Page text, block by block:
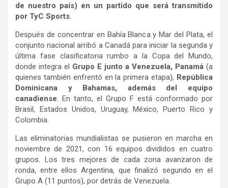
de nuestro país) en un partido que será transmitido
por TyC Sports.
Después de concentrar en Bahía Blanca y Mar del Plata, el
conjunto nacional arribó a Canadá para iniciar la segunda y
última fase clasificatoria rumbo a la Copa del Mundo,
donde integra el Grupo E junto a Venezuela, Panamá (a
quienes también enfrentó en la primera etapa), República
Dominicana y Bahamas, además del equipo
canadiense. En tanto, el Grupo F está conformado por
Brasil, Estados Unidos, Uruguay, México, Puerto Rico y
Colombia.
Las eliminatorias mundialistas se pusieron en marcha en
noviembre de 2021, con 16 equipos divididos en cuatro
grupos. Los tres mejores de cada zona avanzaron de
ronda, entre ellos Argentina, que finalizó segundo en el
Grupo A (11 puntos), por detrás de Venezuela.